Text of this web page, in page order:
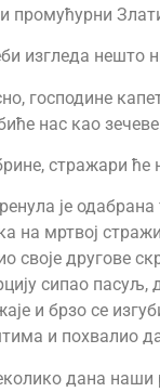
промућурни
изгледа нешто
господине
нас као
стражари
је
на мртвој
своје другове
сипао
и брзо се
и похвалио
дана наши